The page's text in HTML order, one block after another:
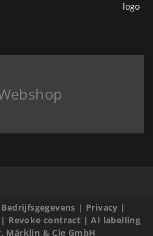
Bedrijfsgegevens | Privacy |
Revoke contract |AI labelling
Märklin & Cie GmbH